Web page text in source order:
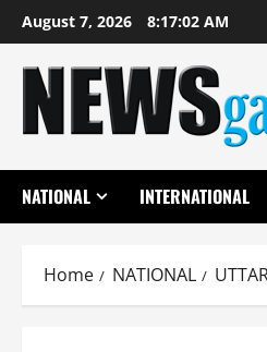
Skip
to
content
August 7, 2026 8:17:03 AM
NATIONAL INTERNATIONAL
Home NATIONAL